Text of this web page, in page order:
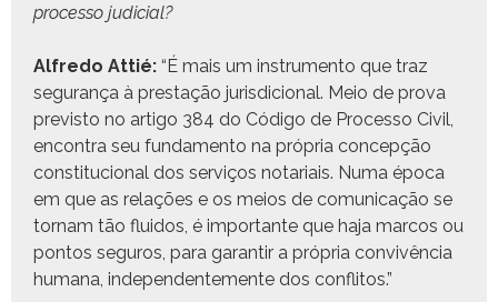
proces­so judicial?
Alfre­do Attié: “É mais um instru­men­to que traz
segu­rança à prestação juris­di­cional. Meio de pro­va
pre­vis­to no arti­go 384 do Códi­go de Proces­so Civ­il,
encon­tra seu fun­da­men­to na própria con­cepção
con­sti­tu­cional dos serviços notari­ais. Numa época
em que as relações e os meios de comu­ni­cação se
tor­nam tão flu­i­dos, é impor­tante que haja mar­cos ou
pon­tos seguros, para garan­tir a própria con­vivên­cia
humana, inde­pen­den­te­mente dos conflitos.”